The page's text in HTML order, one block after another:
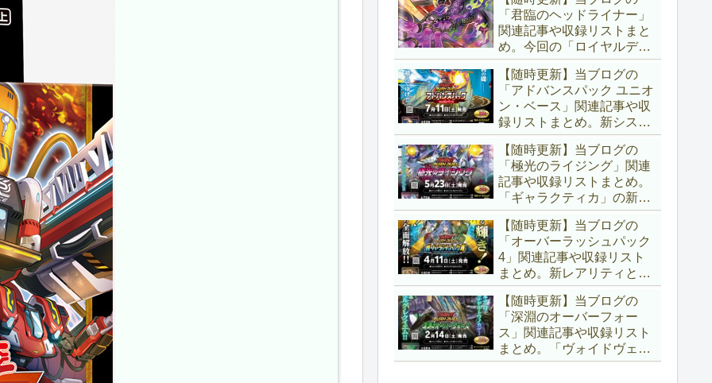
「君臨のヘッドライナー」
関連記事や収録リストまと
め。今回の「ロイヤルデモ
ンズ」は相手モンスターを
リリース！！また、新テー
マとして「救惺」、「ヘル
シィ」、「ゴエゴエ」も登
場です！！【遊戯王ラッシ
ュデュエル】
【随時更新】当ブログの
「アドバンスパック ユニオ
ン・ベース」関連記事や収
録リストまとめ。新システ
ム「ユニオンフュージョ
ン」の登場により、ようや
く原作さながらの「ＸＹ
Ｚ」が使用可能となりまし
た！！【遊戯王ラッシュデ
ュエル】
【随時更新】当ブログの
「極光のライジング」関連
記事や収録リストまとめ。
「ギャラクティカ」の新た
なフュージョンモンスター
やイラスト違い、「報道」
の強化に加え、幻竜族の新
テーマ「纏竜」も登場で
す！！【遊戯王ラッシュデ
ュエル】
【随時更新】当ブログの
「オーバーラッシュパック
4」関連記事や収録リスト
まとめ。新レアリティとし
てフルオーバーラッシュレ
ア仕様が初登場！！そし
て、OCGの大人気テーマ
「霊使い」も同時に実装さ
れています！！【遊戯王ラ
【随時更新】当ブログの
「深淵のオーバーフォー
ス」関連記事や収録リスト
まとめ。「ヴォイドヴェル
グ」や「夢中」、「ラ